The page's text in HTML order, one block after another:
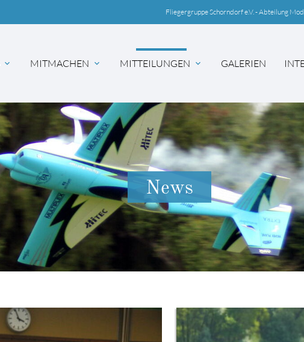
Fliegergruppe Schorndorf e.V. - Abteilung
MITMACHEN MITTEILUNGEN GALERIEN
Suchbegriffe
News